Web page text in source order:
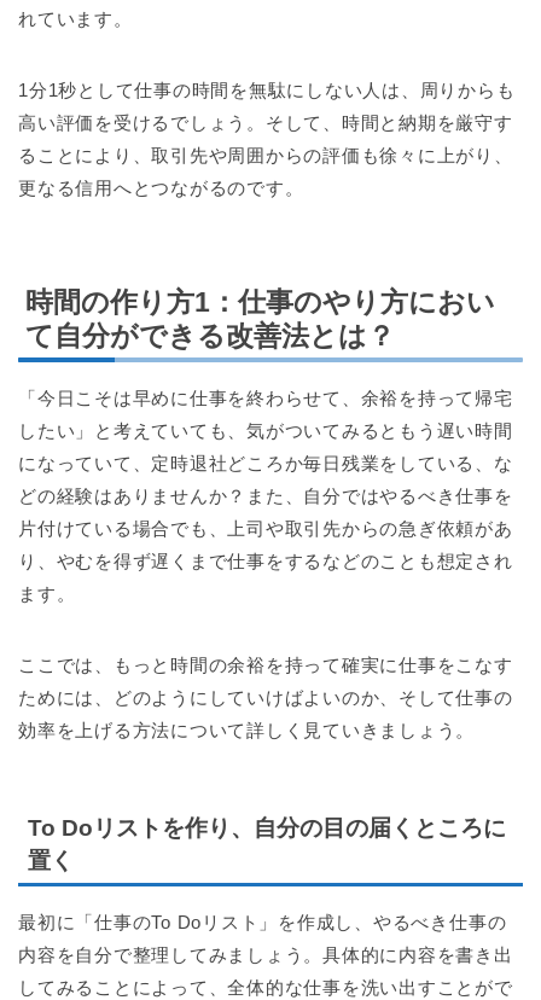
れています。
1分1秒として仕事の時間を無駄にしない人は、周りからも
高い評価を受けるでしょう。そして、時間と納期を厳守す
ることにより、取引先や周囲からの評価も徐々に上がり、
更なる信用へとつながるのです。
時間の作り方1：仕事のやり方におい
て自分ができる改善法とは？
「今日こそは早めに仕事を終わらせて、余裕を持って帰宅
したい」と考えていても、気がついてみるともう遅い時間
になっていて、定時退社どころか毎日残業をしている、な
どの経験はありませんか？また、自分ではやるべき仕事を
片付けている場合でも、上司や取引先からの急ぎ依頼があ
り、やむを得ず遅くまで仕事をするなどのことも想定され
ます。
ここでは、もっと時間の余裕を持って確実に仕事をこなす
ためには、どのようにしていけばよいのか、そして仕事の
効率を上げる方法について詳しく見ていきましょう。
To Doリストを作り、自分の目の届くところに
置く
最初に「仕事のTo Doリスト」を作成し、やるべき仕事の
内容を自分で整理してみましょう。具体的に内容を書き出
してみることによって、全体的な仕事を洗い出すことがで